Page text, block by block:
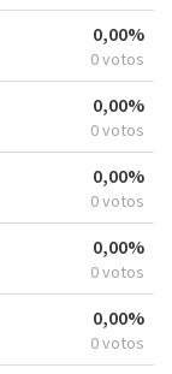
0,00%
0 votos
0,00%
0 votos
0,00%
0 votos
0,00%
0 votos
0,00%
0 votos